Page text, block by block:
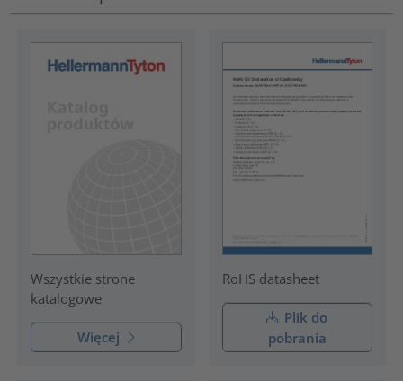
Wszystkie strone
katalogowe
Więcej
RoHS datasheet
Plik do
pobrania